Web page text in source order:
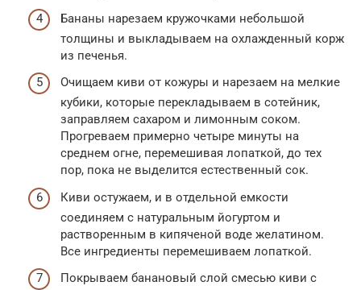
Бананы нарезаем кружочками небольшой
толщины и выкладываем на охлажденный корж
из печенья.
Очищаем киви от кожуры и нарезаем на мелкие
кубики, которые перекладываем в сотейник,
заправляем сахаром и лимонным соком.
Прогреваем примерно четыре минуты на
среднем огне, перемешивая лопаткой, до тех
пор, пока не выделится естественный сок.
Киви остужаем, и в отдельной емкости
соединяем с натуральным йогуртом и
растворенным в кипяченой воде желатином.
Все ингредиенты перемешиваем лопаткой.
Покрываем банановый слой смесью киви с